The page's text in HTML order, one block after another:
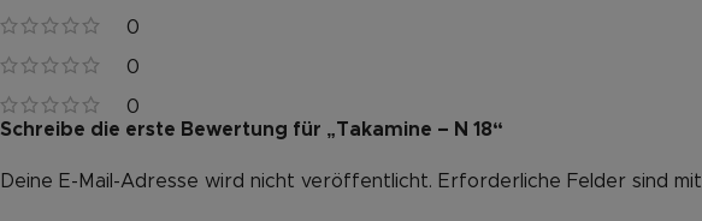
0
0
0
Schreibe die erste Bewertung für „Takamine – N 18“
Deine E-Mail-Adresse wird nicht veröffentlicht. Erforderliche Felder sind mit
Alternative: